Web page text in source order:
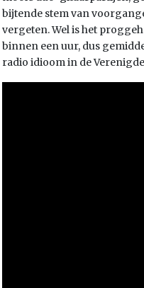
bijtende stem van
vergeten. Wel is het
binnen een uur, dus
radio idioom in de